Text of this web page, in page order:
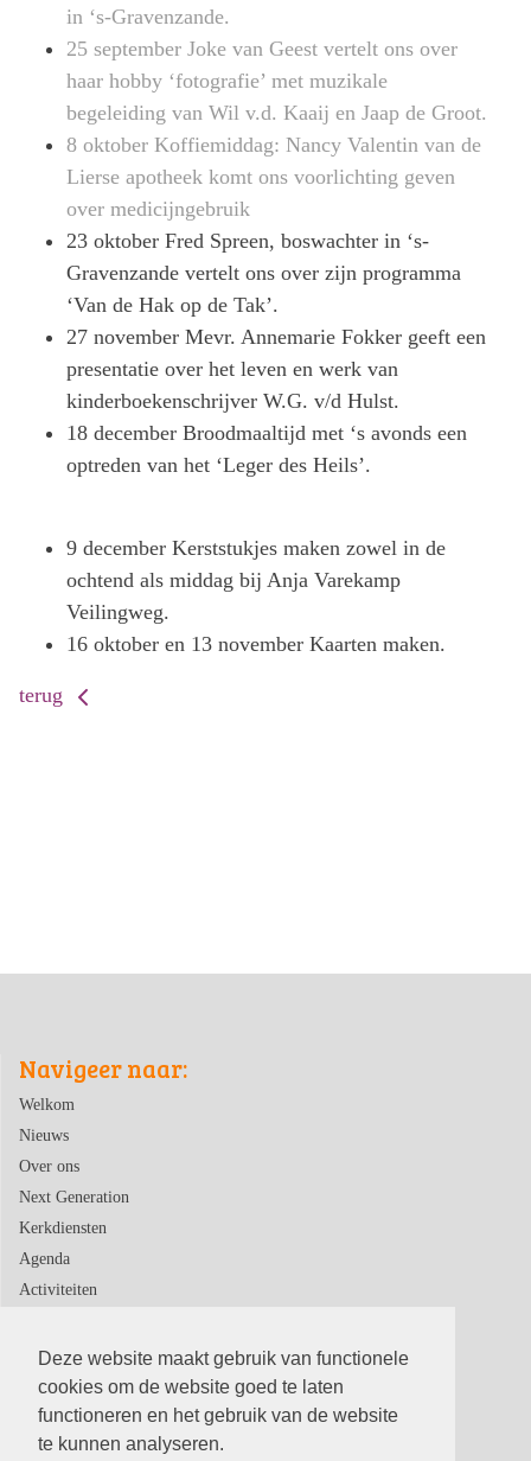
Deze website maakt gebruik van functionele
cookies om de website goed te laten
functioneren en het gebruik van de website
te kunnen analyseren.
in ‘s-Gravenzande.
25 september Joke van Geest vertelt ons over
haar hobby ‘fotografie’ met muzikale
begeleiding van Wil v.d. Kaaij en Jaap de Groot.
8 oktober Koffiemiddag: Nancy Valentin van de
Lierse apotheek komt ons voorlichting geven
over medicijngebruik
23 oktober Fred Spreen, boswachter in ‘s-
Gravenzande vertelt ons over zijn programma
‘Van de Hak op de Tak’.
27 november Mevr. Annemarie Fokker geeft een
presentatie over het leven en werk van
kinderboekenschrijver W.G. v/d Hulst.
18 december Broodmaaltijd met ‘s avonds een
optreden van het ‘Leger des Heils’.
9 december Kerststukjes maken zowel in de
ochtend als middag bij Anja Varekamp
Veilingweg.
16 oktober en 13 november Kaarten maken.
terug
Navigeer naar:
Welkom
Nieuws
Over ons
Next Generation
Kerkdiensten
Agenda
Activiteiten